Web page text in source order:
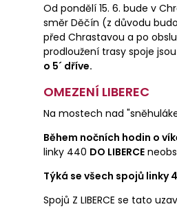
Od pondělí 15. 6. bude v
směr Děčín (z důvodu
před Chrastavou a po
prodloužení trasy spoje
o 5´ dříve.
OMEZENÍ LIBEREC
Na mostech nad
Během nočních hodin o
linky 440 DO LIBERCE
Týká se všech spojů linky
Spojů Z LIBERCE se tato